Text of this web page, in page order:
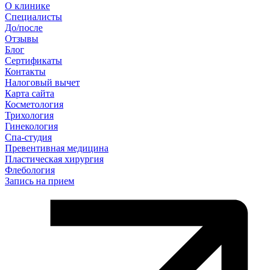
О клинике
Специалисты
До/после
Отзывы
Блог
Сертификаты
Контакты
Налоговый вычет
Карта сайта
Косметология
Трихология
Гинекология
Спа-студия
Превентивная медицина
Пластическая хирургия
Флебология
Запись на прием